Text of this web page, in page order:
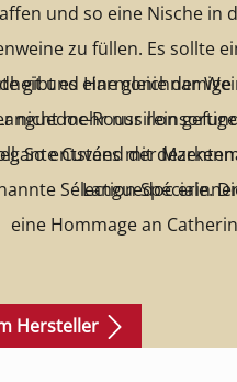
und so eine Nische in
zu füllen. Es sollte
und Harmonie der
Roussillon
Les Jamelles, der an das
Languedoc
gibt es eine
nicht mehr nur
Cuvées mit
Sélection Spéciale.
eine Hommage an
Hersteller